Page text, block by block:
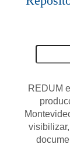
REDUM